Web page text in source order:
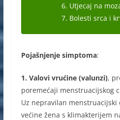
6. Utjecaj na
7. Bolesti srca i
Pojašnjenje simptoma:
1. Valovi vrućine (valunzi),
poremećaji menstruacijskog
Uz nepravilan menstruacijski
većine žena s klimakterijem